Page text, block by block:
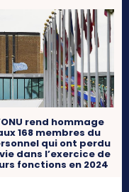
rend hommage
168 membres du
qui ont perdu
dans l’exercice de
fonctions en 2024